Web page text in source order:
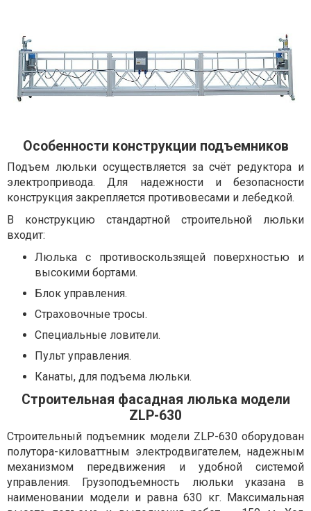
Особенности конструкции подъемников
Подъем люльки осуществляется за счёт редуктора и
электропривода. Для надежности и безопасности
конструкция закрепляется противовесами и лебедкой.
В конструкцию стандартной строительной люльки
входит:
Люлька с противоскользящей поверхностью и
высокими бортами.
Блок управления.
Страховочные тросы.
Специальные ловители.
Пульт управления.
Канаты, для подъема люльки.
Строительная фасадная люлька модели
ZLP-630
Строительный подъемник модели ZLP-630 оборудован
полутора-киловаттным электродвигателем, надежным
механизмом передвижения и удобной системой
управления. Грузоподъемность люльки указана в
наименовании модели и равна 630 кг. Максимальная